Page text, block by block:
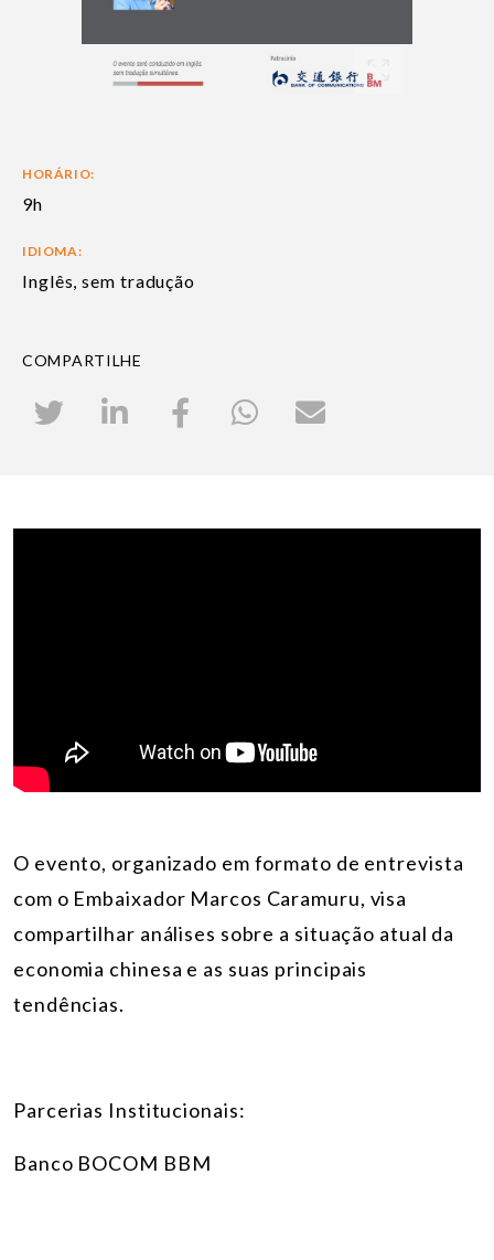
HORÁRIO:
9h
IDIOMA:
Inglês, sem tradução
COMPARTILHE
O evento, organizado em formato de entrevista
com o Embaixador Marcos Caramuru, visa
compartilhar análises sobre a situação atual da
economia chinesa e as suas principais
tendências.
Parcerias Institucionais:
Banco BOCOM BBM